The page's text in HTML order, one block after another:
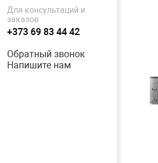
Для консультаций и
заказов
+373 69 83 44 42
Обратный звонок
Напишите нам